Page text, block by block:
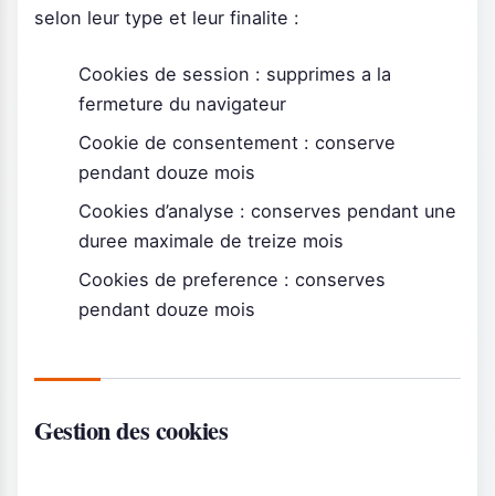
selon leur type et leur finalite :
Cookies de session : supprimes a la
fermeture du navigateur
Cookie de consentement : conserve
pendant douze mois
Cookies d’analyse : conserves pendant une
duree maximale de treize mois
Cookies de preference : conserves
pendant douze mois
Gestion des cookies